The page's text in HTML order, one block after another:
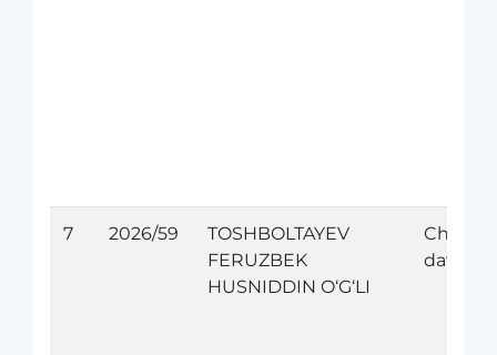
7 2026/59
TOSHBOLTAYEV
FERUZBEK
HUSNIDDIN O‘G‘LI
Chet